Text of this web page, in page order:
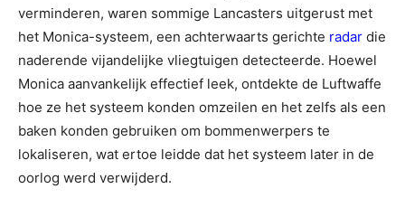
verminderen, waren sommige Lancasters uitgerust met
het Monica-systeem, een achterwaarts gerichte radar die
naderende vijandelijke vliegtuigen detecteerde. Hoewel
Monica aanvankelijk effectief leek, ontdekte de Luftwaffe
hoe ze het systeem konden omzeilen en het zelfs als een
baken konden gebruiken om bommenwerpers te
lokaliseren, wat ertoe leidde dat het systeem later in de
oorlog werd verwijderd.